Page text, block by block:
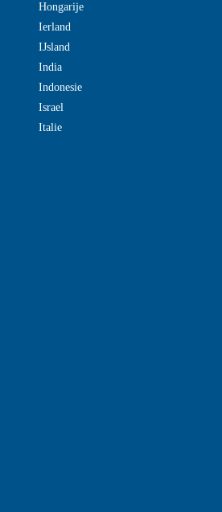
Hongarije
Ierland
IJsland
India
Indonesie
Israel
Italie